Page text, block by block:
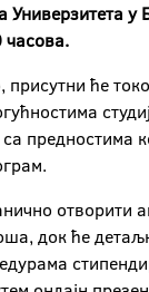
Универзитета у
часова.
присутни ће
предностима
отворити
док ће